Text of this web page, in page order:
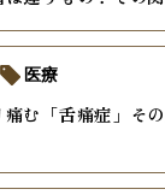
む「舌痛症」そ
医療